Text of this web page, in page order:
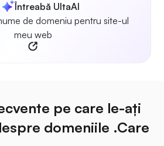
Întreabă UltaAI
de domeniu pentru site-ul
meu web
pe care le-ați
domeniile .Care